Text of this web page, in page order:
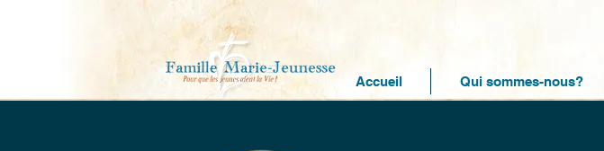
Accueil Qui sommes-nous?